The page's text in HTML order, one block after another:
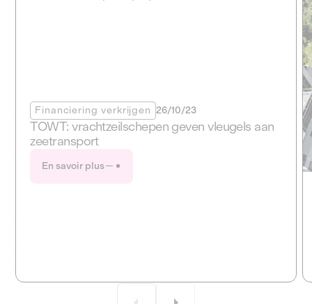
Financiering verkrijgen 26/10/23
TOWT: vrachtzeilschepen geven vleugels aan
zeetransport
En savoir plus